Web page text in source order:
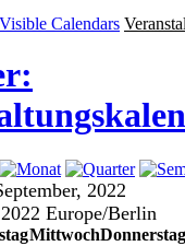
Visible Calendars
2022
Europe/Berlin
MittwochDonnerstag